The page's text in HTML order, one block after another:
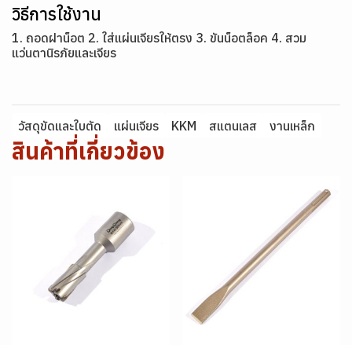
วิธีการใช้งาน
1. ถอดฝาน็อต 2. ใส่แผ่นเจียรให้ตรง 3. ขันน็อตล็อค 4. สวม
แว่นตานิรภัยและเจียร
วัสดุขัดและใบตัด แผ่นเจียร KKM สแตนเลส งานเหล็ก
สินค้าที่เกี่ยวข้อง